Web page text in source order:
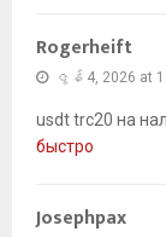
Rogerheift
ဇွန် 4, 2026 at
usdt trc20 на
быстро
Josephpax